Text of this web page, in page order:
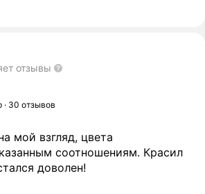
отзывы
30 отзывов
мой взгляд, цвета
соотношениям. Красил
доволен!